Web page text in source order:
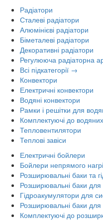
Радіатори
Сталеві радіатори
Алюмінієві радіатори
Біметалеві радіатори
Декоративні радіатори
Регулююча радіаторна
Всі підкатегорії →
Конвектори
Електричні конвектори
Водяні конвектори
Рамки і решітки для
Комплектуючі до
Тепловентилятори
Теплові завіси
Електричні бойлери
Бойлери непрямого
Розширювальні баки та
Розширювальні баки
Гідроакумулятори для
Розширювальні баки
Комплектуючі до